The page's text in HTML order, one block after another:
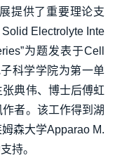
提供了重要理论支
Electrolyte Inte
为题发表于Cell
科学学院为第一单
典伟、博士后傅虹
者。该工作得到湖
森大学Apparao M.
持。